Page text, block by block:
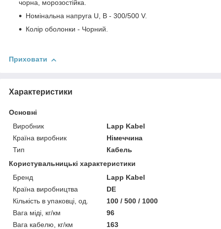
чорна, морозостійка.
Номінальна напруга U, В - 300/500 V.
Колір оболонки - Чорний.
Приховати
Характеристики
Основні
Виробник
Lapp Kabel
Країна виробник
Німеччина
Тип
Кабель
Користувальницькі характеристики
Бренд
Lapp Kabel
Країна виробництва
DE
Кількість в упаковці, од.
100 / 500 / 1000
Вага міді, кг/км
96
Вага кабелю, кг/км
163